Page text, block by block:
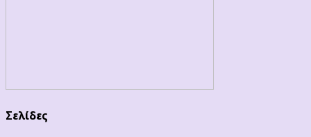
Σελίδες